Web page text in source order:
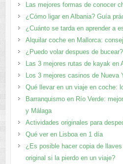
Las mejores formas de conocer
¿Cómo ligar en Albania? Guía
¿Cuánto se tarda en aprender a
Alquilar coche en Mallorca:
¿Puedo volar despues de
Las 3 mejores rutas de kayak en
Los 3 mejores casinos de Nueva
Qué llevar en un viaje en coche:
Barranquismo en Río Verde:
y Málaga
Actividades originales para
Qué ver en Lisboa en 1 día
¿Es posible hacer copia de
original si la pierdo en un viaje?